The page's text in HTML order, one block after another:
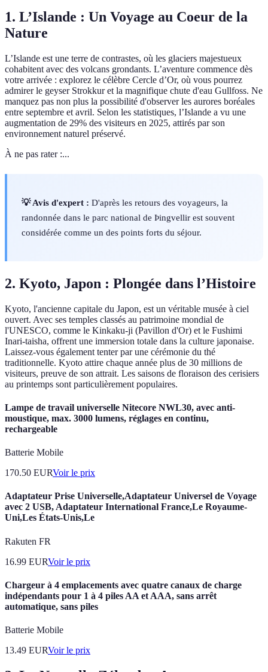
1. L’Islande : Un Voyage au Coeur de la
Nature
L’Islande est une terre de contrastes, où les glaciers majestueux
cohabitent avec des volcans grondants. L’aventure commence dès
votre arrivée : explorez le célèbre Cercle d’Or, où vous pourrez
admirer le geyser Strokkur et la magnifique chute d'eau Gullfoss. Ne
manquez pas non plus la possibilité d'observer les aurores boréales
entre septembre et avril. Selon les statistiques, l’Islande a vu une
augmentation de 29% des visiteurs en 2025, attirés par son
environnement naturel préservé.
À ne pas rater :...
💡 Avis d'expert : D'après les retours des voyageurs, la
randonnée dans le parc national de Þingvellir est souvent
considérée comme un des points forts du séjour.
2. Kyoto, Japon : Plongée dans l’Histoire
Kyoto, l'ancienne capitale du Japon, est un véritable musée à ciel
ouvert. Avec ses temples classés au patrimoine mondial de
l'UNESCO, comme le Kinkaku-ji (Pavillon d'Or) et le Fushimi
Inari-taisha, offrent une immersion totale dans la culture japonaise.
Laissez-vous également tenter par une cérémonie du thé
traditionnelle. Kyoto attire chaque année plus de 30 millions de
visiteurs, preuve de son attrait. Les saisons de floraison des cerisiers
au printemps sont particulièrement populaires.
Lampe de travail universelle Nitecore NWL30, avec anti-
moustique, max. 3000 lumens, réglages en continu,
rechargeable
Batterie Mobile
170.50 EURVoir le prix
Adaptateur Prise Universelle,Adaptateur Universel de Voyage
avec 2 USB, Adaptateur International France,Le Royaume-
Uni,Les États-Unis,Le
Rakuten FR
16.99 EURVoir le prix
Chargeur à 4 emplacements avec quatre canaux de charge
indépendants pour 1 à 4 piles AA et AAA, sans arrêt
automatique, sans piles
Batterie Mobile
13.49 EURVoir le prix